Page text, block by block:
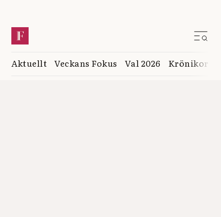
Aktuellt Veckans Fokus Val 2026 Krönikor